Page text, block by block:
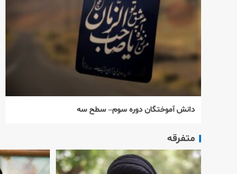
دانش آموختگان دوره سوم– سطح سه
متفرقه